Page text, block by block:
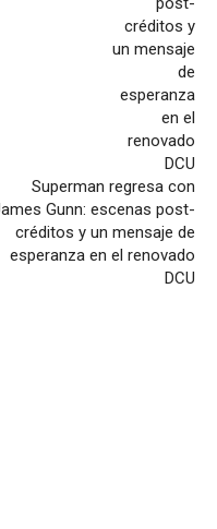
Superman regresa con
Gunn: escenas post-
créditos y un mensaje de
esperanza en el renovado
DCU